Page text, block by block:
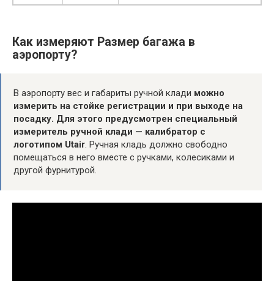
Как измеряют Размер багажа в
аэропорту?
В аэропорту вес и габариты ручной клади можно
измерить на стойке регистрации и при выходе на
посадку. Для этого предусмотрен специальный
измеритель ручной клади — калибратор с
логотипом Utair. Ручная кладь должно свободно
помещаться в него вместе с ручками, колесиками и
другой фурнитурой.